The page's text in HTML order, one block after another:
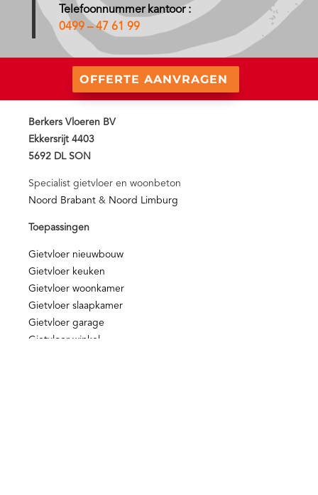
Telefoonnummer kantoor :
0499 – 47 61 99
OFFERTE AANVRAGEN
Berkers Vloeren BV
Ekkersrijt 4403
5692 DL SON
Specialist gietvloer en woonbeton
Noord Brabant & Noord Limburg
Toepassingen
Gietvloer nieuwbouw
Gietvloer keuken
Gietvloer woonkamer
Gietvloer slaapkamer
Gietvloer garage
Gietvloer winkel